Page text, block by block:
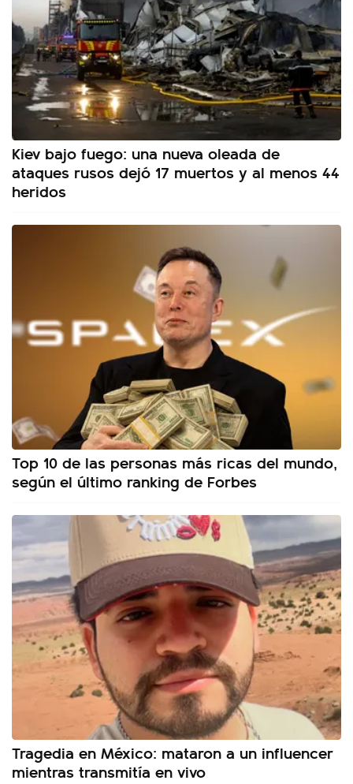
Kiev bajo fuego: una nueva oleada de
ataques rusos dejó 17 muertos y al menos 44
heridos
Top 10 de las personas más ricas del mundo,
según el último ranking de Forbes
Tragedia en México: mataron a un influencer
mientras transmitía en vivo